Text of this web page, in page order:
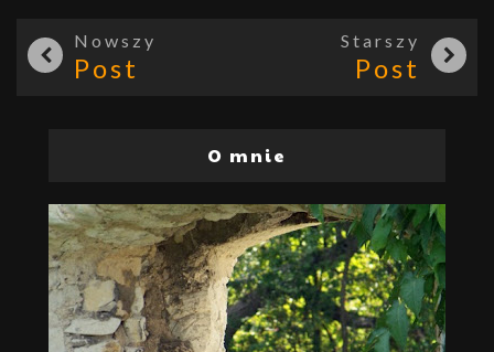
Nowszy
Post
Starszy
Post
O mnie